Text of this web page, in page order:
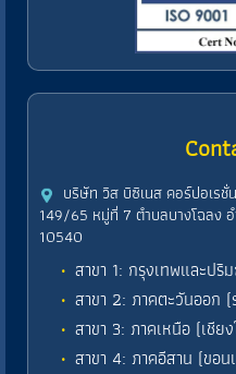
บริษัท วิส บิซิเนส คอร์ปอเร
149/65 หมู่ที่ 7 ตำบลบางโฉลง
10540
สาขา 1: กรุงเทพและป
สาขา 2: ภาคตะวันออก (
สาขา 3: ภาคเหนือ (เชีย
สาขา 4: ภาคอีสาน (ขอ